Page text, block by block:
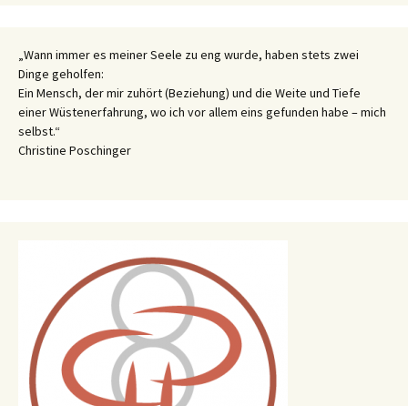
„Wann immer es meiner Seele zu eng wurde, haben stets zwei
Dinge geholfen:
Ein Mensch, der mir zuhört (Beziehung) und die Weite und Tiefe
einer Wüstenerfahrung, wo ich vor allem eins gefunden habe – mich
selbst.“
Christine Poschinger